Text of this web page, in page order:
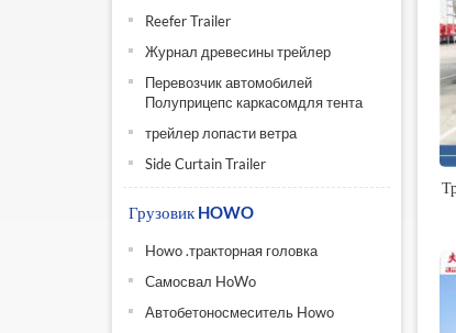
Reefer Trailer
Журнал древесины трейлер
Перевозчик автомобилей
Полуприцепс каркасомдля тента
трейлер лопасти ветра
Side Curtain Trailer
Грузовик HOWO
Howo .тракторная головка
Самосвал HoWo
Автобетоносмеситель Howo